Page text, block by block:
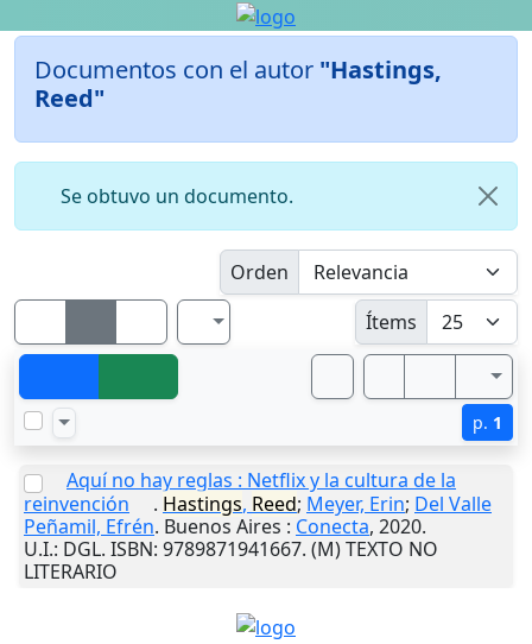
Documentos con el autor "Hastings,
Reed"
Se obtuvo un documento.
Orden
Ítems
p. 1
Aquí no hay reglas : Netflix y la cultura de la
reinvención
. Hastings, Reed; Meyer, Erin; Del Valle
Peñamil, Efrén. Buenos Aires : Conecta, 2020.
U.I.: DGL. ISBN: 9789871941667. (M) TEXTO NO
LITERARIO